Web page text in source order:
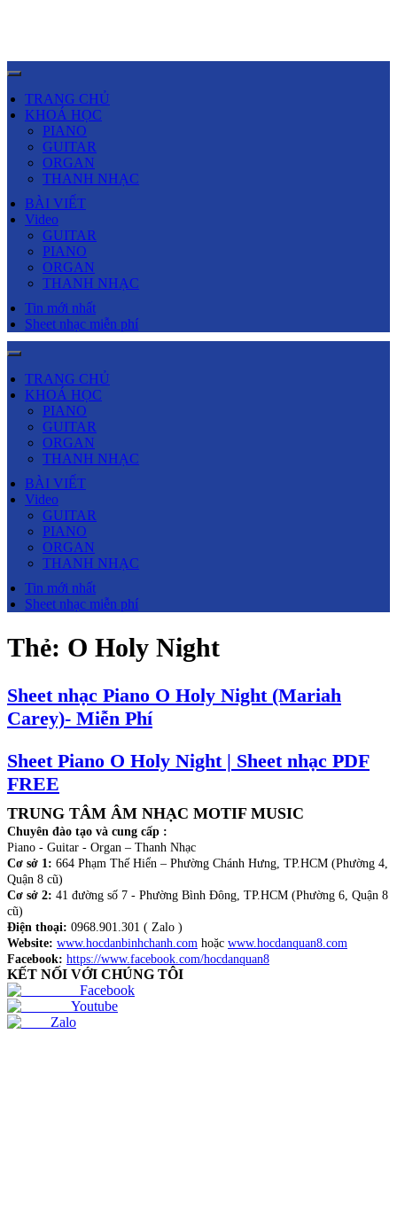
TRANG CHỦ
KHOÁ HỌC
PIANO
GUITAR
ORGAN
THANH NHẠC
BÀI VIẾT
Video
GUITAR
PIANO
ORGAN
THANH NHẠC
Tin mới nhất
Sheet nhạc miễn phí
TRANG CHỦ
KHOÁ HỌC
PIANO
GUITAR
ORGAN
THANH NHẠC
BÀI VIẾT
Video
GUITAR
PIANO
ORGAN
THANH NHẠC
Tin mới nhất
Sheet nhạc miễn phí
Thẻ: O Holy Night
Sheet nhạc Piano O Holy Night (Mariah
Carey)- Miễn Phí
Sheet Piano O Holy Night | Sheet nhạc PDF
FREE
TRUNG TÂM ÂM NHẠC MOTIF MUSIC
Chuyên đào tạo và cung cấp :
Piano - Guitar - Organ – Thanh Nhạc
Cơ sở 1: 664 Phạm Thế Hiển – Phường Chánh Hưng, TP.HCM (Phường 4,
Quận 8 cũ)
Cơ sở 2: 41 đường số 7 - Phường Bình Đông, TP.HCM (Phường 6, Quận 8
cũ)
Điện thoại: 0968.901.301 ( Zalo )
Website: www.hocdanbinhchanh.com hoặc www.hocdanquan8.com
Facebook: https://www.facebook.com/hocdanquan8
KẾT NỐI VỚI CHÚNG TÔI
Facebook
Youtube
Zalo